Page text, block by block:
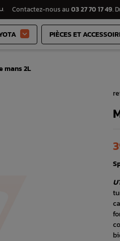
Contactez-nous au 03 27 70 17 49.
 PIÈCES ET
mans 2L